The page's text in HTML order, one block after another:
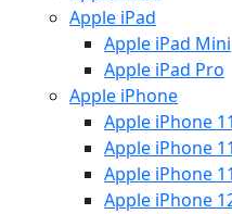
Apple iPad
Apple iPad Mini
Apple iPad Pro
Apple iPhone
Apple iPhone
Apple iPhone
Apple iPhone
Apple iPhone